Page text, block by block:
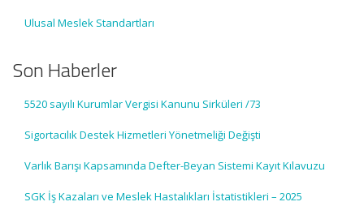
Ulusal Meslek Standartları
Son Haberler
5520 sayılı Kurumlar Vergisi Kanunu Sirküleri /73
Sigortacılık Destek Hizmetleri Yönetmeliği Değişti
Varlık Barışı Kapsamında Defter-Beyan Sistemi Kayıt Kılavuzu
SGK İş Kazaları ve Meslek Hastalıkları İstatistikleri – 2025